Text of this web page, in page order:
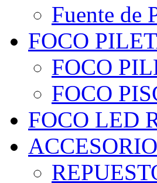
Fuente de
FOCO
FOCO
FOCO
FOCO LED